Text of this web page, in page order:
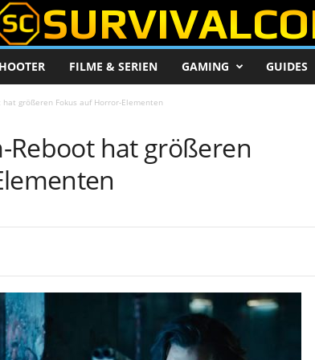
FILME & SERIEN GAMING GUIDES
hat größeren Fokus auf Horror-Elementen
Reboot hat größeren